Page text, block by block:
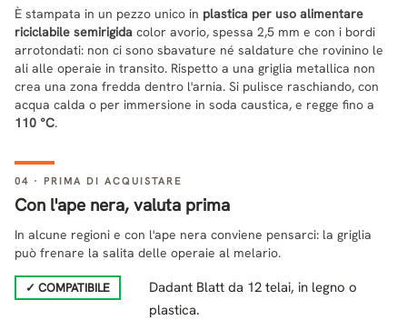
È stampata in un pezzo unico in plastica per uso alimentare
riciclabile semirigida color avorio, spessa 2,5 mm e con i bordi
arrotondati: non ci sono sbavature né saldature che rovinino le
ali alle operaie in transito. Rispetto a una griglia metallica non
crea una zona fredda dentro l'arnia. Si pulisce raschiando, con
acqua calda o per immersione in soda caustica, e regge fino a
110 °C.
04 · PRIMA DI ACQUISTARE
Con l'ape nera, valuta prima
In alcune regioni e con l'ape nera conviene pensarci: la griglia
può frenare la salita delle operaie al melario.
✓ COMPATIBILE
Dadant Blatt da 12 telai, in legno o
plastica.